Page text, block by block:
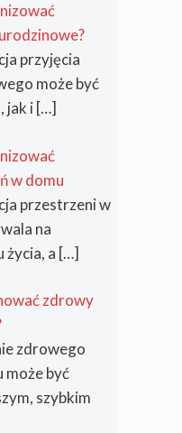
przyjęcia
może być
jak i […]
w domu
przestrzeni w
na
życia, a […]
zdrowy
zdrowego
może być
szybkim